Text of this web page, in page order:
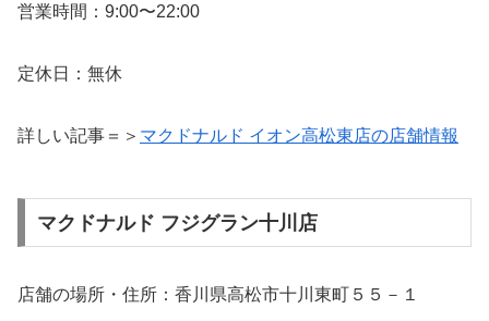
営業時間：9:00〜22:00
定休日：無休
詳しい記事＝＞ マクドナルド イオン高松東店の店舗情報
マクドナルド フジグラン十川店
店舗の場所・住所：香川県高松市十川東町５５－１